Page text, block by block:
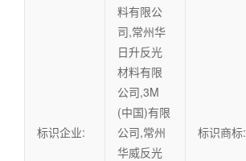
标识企业:
料有限公
司,常州华
日升反光
材料有限
公司,3M
(中国)有限
公司,常州
华威反光
标识商标: